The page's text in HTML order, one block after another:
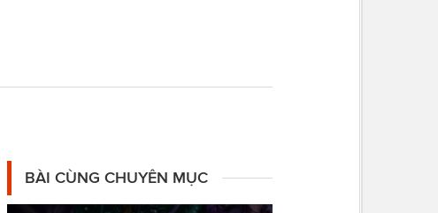
BÀI CÙNG CHUYÊN MỤC